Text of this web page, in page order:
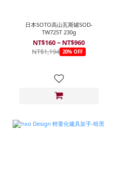
日本SOTO高山瓦斯罐SOD-
TW725T 230g
NT$160 ~ NT$960
NT$1,194 20% OFF